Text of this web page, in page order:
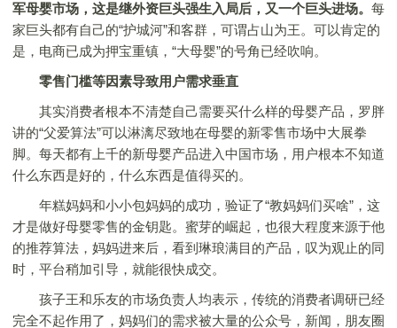
军母婴市场，这是继外资巨头强生入局后，又一个巨头进场。 每
家巨头都有自己的“护城河”和客群，可谓占山为王。可以肯定的
是，电商已成为押宝重镇，“大母婴”的号角已经吹响。
零售门槛等因素导致用户需求垂直
其实消费者根本不清楚自己需要买什么样的母婴产品，罗胖
讲的“父爱算法”可以淋漓尽致地在母婴的新零售市场中大展拳
脚。每天都有上千的新母婴产品进入中国市场，用户根本不知道
什么东西是好的，什么东西是值得买的。
年糕妈妈和小小包妈妈的成功，验证了“教妈妈们买啥”，这
才是做好母婴零售的金钥匙。蜜芽的崛起，也很大程度来源于他
的推荐算法，妈妈进来后，看到琳琅满目的产品，叹为观止的同
时，平台稍加引导，就能很快成交。
孩子王和乐友的市场负责人均表示，传统的消费者调研已经
完全不起作用了，妈妈们的需求被大量的公众号，新闻，朋友圈